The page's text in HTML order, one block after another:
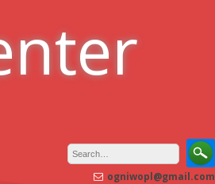
ogniwopl@gmail.com